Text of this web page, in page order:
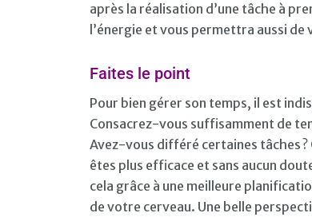
après la réalisation d’une tâche à
l’énergie et vous permettra aussi
Faites le point
Pour bien gérer son temps, il est
Consacrez-vous suffisamment de
Avez-vous différé certaines tâches
êtes plus efficace et sans aucun
cela grâce à une meilleure
de votre cerveau. Une belle